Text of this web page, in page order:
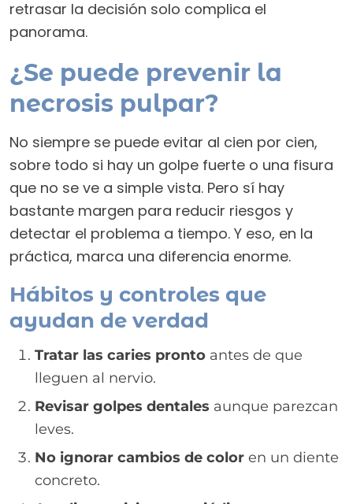
retrasar la decisión solo complica el
panorama.
¿Se puede prevenir la
necrosis pulpar?
No siempre se puede evitar al cien por cien,
sobre todo si hay un golpe fuerte o una fisura
que no se ve a simple vista. Pero sí hay
bastante margen para reducir riesgos y
detectar el problema a tiempo. Y eso, en la
práctica, marca una diferencia enorme.
Hábitos y controles que
ayudan de verdad
Tratar las caries pronto antes de que
lleguen al nervio.
Revisar golpes dentales aunque parezcan
leves.
No ignorar cambios de color en un diente
concreto.